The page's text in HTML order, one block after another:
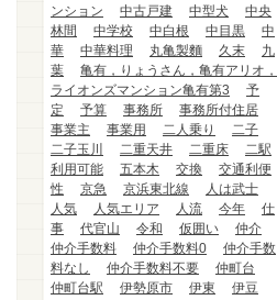
ンション
中古戸建 中型犬
中央
林間
中学校 中白根 中目黒
中
華
中華料理 丸亀製麵 久末
九
葉
亀有，りょうさん，亀有アリオ，
ライオンズマンション亀有第3
予
定
予算 事務所
事務所付住居
事業主
事業用 二人乗り
二子
二子玉川
二重天井 二重床
二駅
利用可能
五本木 交換
交通利便
性
京急 京浜東北線
人は武士
人気
人気エリア 人流 今年
仕
事
代官山 令和 仮囲い
仲介
仲介手数料
仲介手数料0
仲介手数
料なし
仲介手数料不要
仲町台
仲町台駅
伊勢原市 伊東
伊豆